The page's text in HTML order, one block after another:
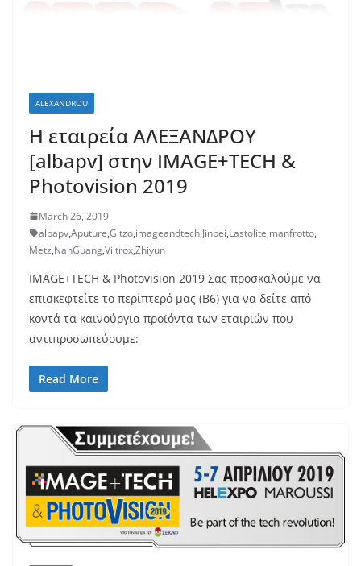
ALEXANDROU
Η εταιρεία ΑΛΕΞΑΝΔΡΟΥ
[albapv] στην IMAGE+TECH &
Photovision 2019
March 26, 2019
albapv,Aputure,Gitzo,imageandtech,Jinbei,Lastolite,manfrotto,
Metz,NanGuang,Viltrox,Zhiyun
IMAGE+TECH & Photovision 2019 Σας προσκαλούμε να
επισκεφτείτε το περίπτερό μας (Β6) για να δείτε από
κοντά τα καινούργια προϊόντα των εταιριών που
αντιπροσωπεύουμε:
Read More